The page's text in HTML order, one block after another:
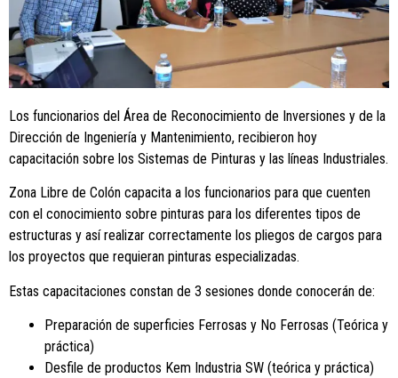
Los funcionarios del Área de Reconocimiento de Inversiones y de la
Dirección de Ingeniería y Mantenimiento, recibieron hoy
capacitación sobre los Sistemas de Pinturas y las líneas Industriales.
Zona Libre de Colón capacita a los funcionarios para que cuenten
con el conocimiento sobre pinturas para los diferentes tipos de
estructuras y así realizar correctamente los pliegos de cargos para
los proyectos que requieran pinturas especializadas.
Estas capacitaciones constan de 3 sesiones donde conocerán de:
Preparación de superficies Ferrosas y No Ferrosas (Teórica y
práctica)
Desfile de productos Kem Industria SW (teórica y práctica)